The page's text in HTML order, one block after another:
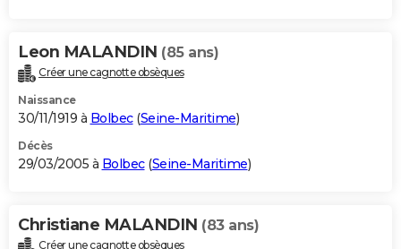
Leon MALANDIN (85 ans)
Créer une cagnotte obsèques
Naissance
30/11/1919 à Bolbec(Seine-Maritime)
Décès
29/03/2005 à Bolbec(Seine-Maritime)
Christiane MALANDIN (83 ans)
Créer une cagnotte obsèques